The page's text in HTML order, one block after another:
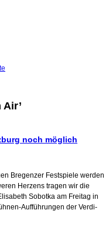
noch möglich
Bregenzer Festspiele werden
Herzens tragen wir die
Sobotka am Freitag in
Aufführungen der Verdi-